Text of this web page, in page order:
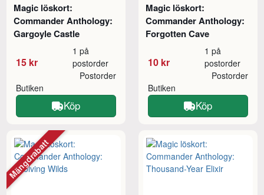
Magic löskort:
Commander Anthology:
Gargoyle Castle
15 kr
1 på
postorder
Butiken
Postorder
Köp
Magic löskort:
Commander Anthology:
Forgotten Cave
10 kr
1 på
postorder
Butiken
Postorder
Köp
Mängdrabatt